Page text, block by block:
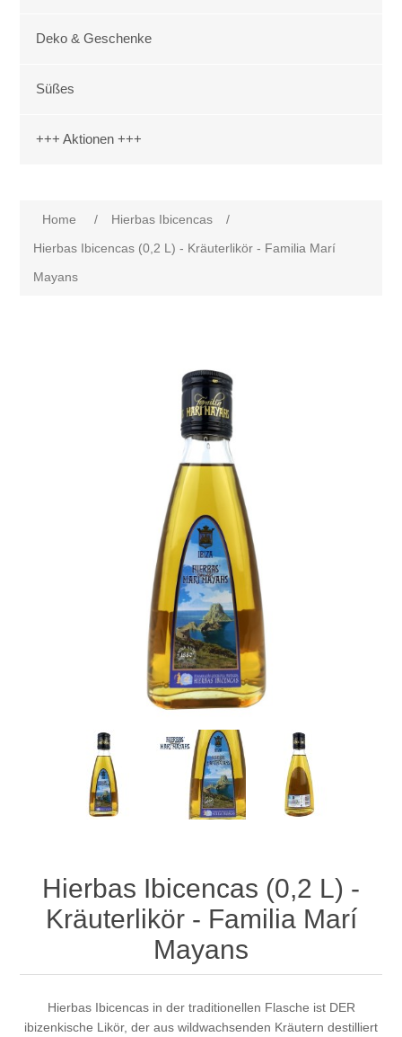
Deko & Geschenke
Süßes
+++ Aktionen +++
Home / Hierbas Ibicencas
/
Hierbas Ibicencas (0,2 L) - Kräuterlikör - Familia Marí
Mayans
Hierbas Ibicencas (0,2 L) -
Kräuterlikör - Familia Marí
Mayans
Hierbas Ibicencas in der traditionellen Flasche ist DER
ibizenkische Likör, der aus wildwachsenden Kräutern destilliert